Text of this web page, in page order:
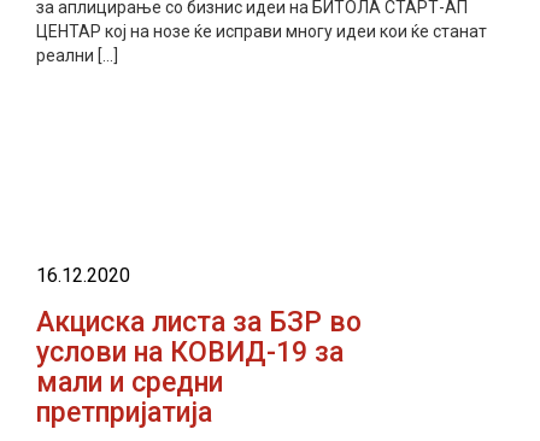
за аплицирање со бизнис идеи на БИТОЛА СТАРТ-АП
ЦЕНТАР кој на нозе ќе исправи многу идеи кои ќе станат
реални […]
16.12.2020
Акциска листа за БЗР во
услови на КОВИД-19 за
мали и средни
претпријатија